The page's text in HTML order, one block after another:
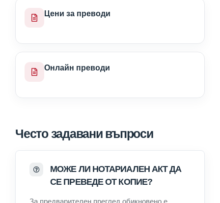
Цени за преводи
Онлайн преводи
Често задавани въпроси
МОЖЕ ЛИ НОТАРИАЛЕН АКТ ДА
СЕ ПРЕВЕДЕ ОТ КОПИЕ?